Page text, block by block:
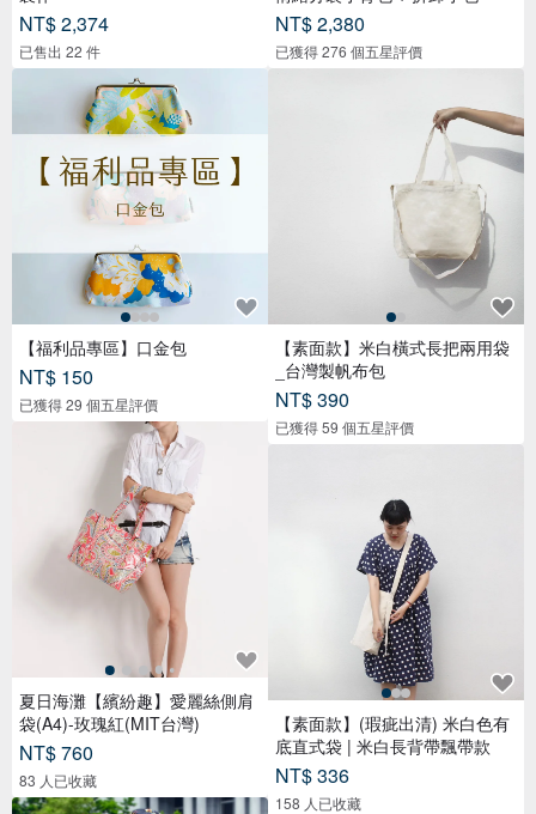
NT$ 2,374
已售出 22 件
【福利品專區】口金包
NT$ 150
已獲得 29 個五星評價
夏日海灘【繽紛趣】愛麗絲側肩
袋(A4)-玫瑰紅(MIT台灣)
NT$ 760
83 人已收藏
NT$ 2,380
已獲得 276 個五星評價
【素面款】米白橫式長把兩用袋
_台灣製帆布包
NT$ 390
已獲得 59 個五星評價
【素面款】(瑕疵出清) 米白色有
底直式袋 | 米白長背帶飄帶款
NT$ 336
158 人已收藏